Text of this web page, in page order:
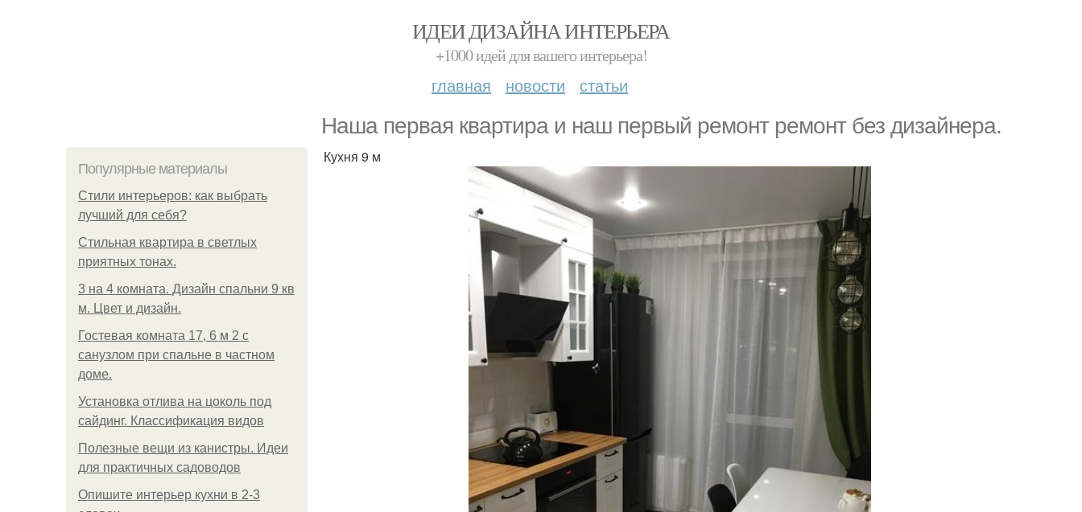
ИДЕИ ДИЗАЙНА ИНТЕРЬЕРА
+1000 идей для вашего интерьера!
главная новости статьи
Наша первая квартира и наш первый ремонт ремонт без дизайнера.
Популярные материалы
Стили интерьеров: как выбрать
лучший для себя?
Стильная квартира в светлых
приятных тонах.
3 на 4 комната. Дизайн спальни 9 кв
м. Цвет и дизайн.
Гостевая комната 17, 6 м 2 с
санузлом при спальне в частном
доме.
Установка отлива на цоколь под
сайдинг. Классификация видов
Полезные вещи из канистры. Идеи
для практичных садоводов
Опишите интерьер кухни в 2-3
Кухня 9 м